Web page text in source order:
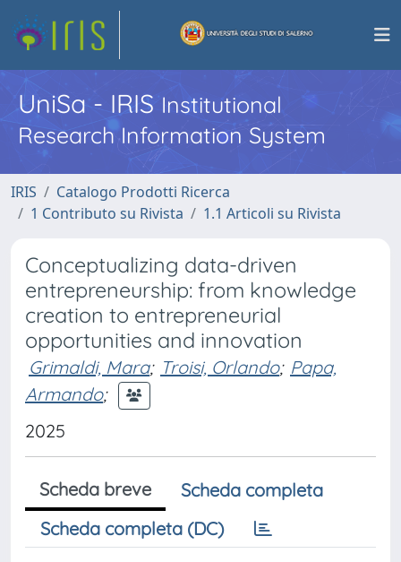
UniSa - IRISInstitutional
Research Information System
IRIS
Catalogo Prodotti Ricerca
1 Contributo su Rivista
1.1 Articoli su Rivista
Conceptualizing data-driven
entrepreneurship: from knowledge
creation to entrepreneurial
opportunities and innovation
Grimaldi, Mara; Troisi, Orlando; Papa,
Armando;
2025
Scheda breve
Scheda completa
Scheda completa (DC)